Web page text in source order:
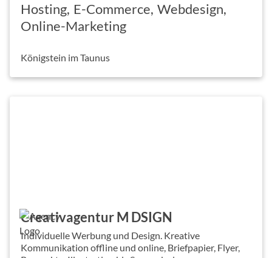
Hosting E-Commerce Webdesign
Online-Marketing
Königstein im Taunus
Creativagentur M DSIGN
Individuelle Werbung und Design. Kreative
Kommunikation offline und online, Briefpapier, Flyer,